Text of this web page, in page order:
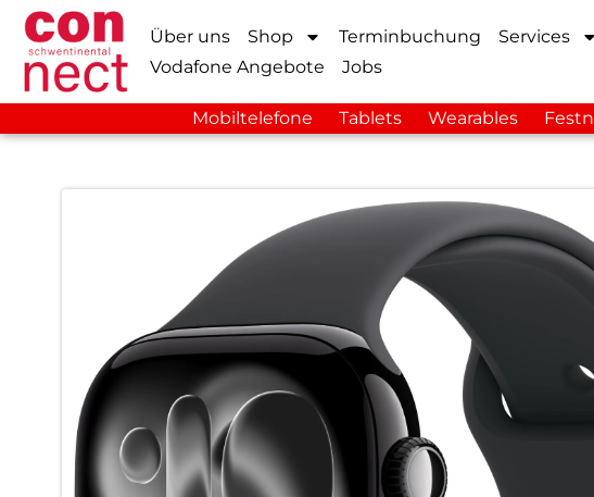
Über uns Shop Terminbuchung Services
Vodafone Angebote
Jobs
Mobiltelefone Tablets Wearables